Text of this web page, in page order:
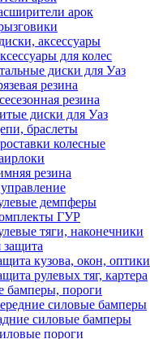
арок
аксессуары
для колес
диски для Уаз
резина
резина
диски для Уаз
браслеты
колесные
резина
демпферы
ГУР
тяги, наконечники
кузова, окон, оптики
рулевых тяг, картера
бамперы, пороги
силовые бамперы
силовые бамперы
пороги